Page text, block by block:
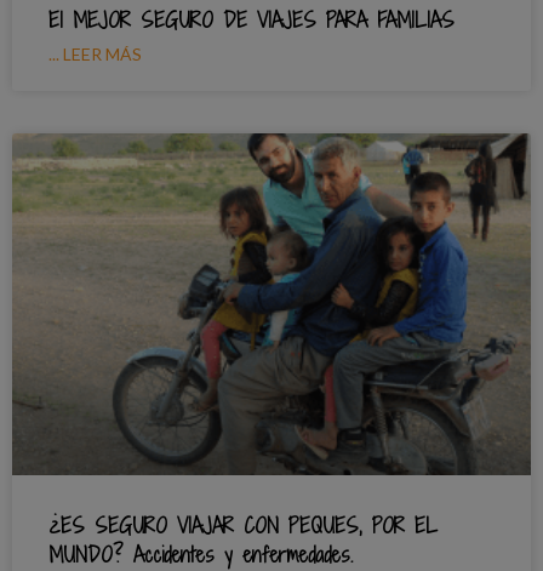
El MEJOR SEGURO DE VIAJES PARA FAMILIAS
... LEER MÁS
¿ES SEGURO VIAJAR CON PEQUES, POR EL
MUNDO? Accidentes y enfermedades.